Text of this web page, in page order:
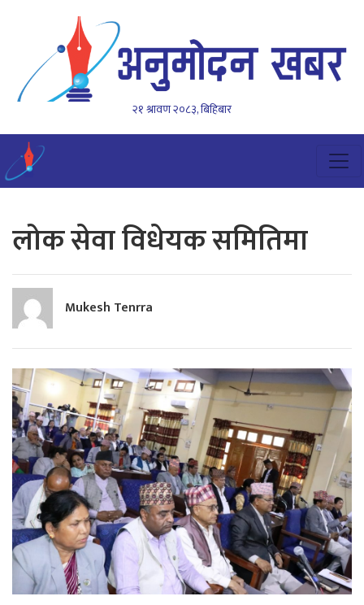
२१ श्रावण २०८३, बिहिबार
लोक सेवा विधेयक समितिमा
Mukesh Tenrra